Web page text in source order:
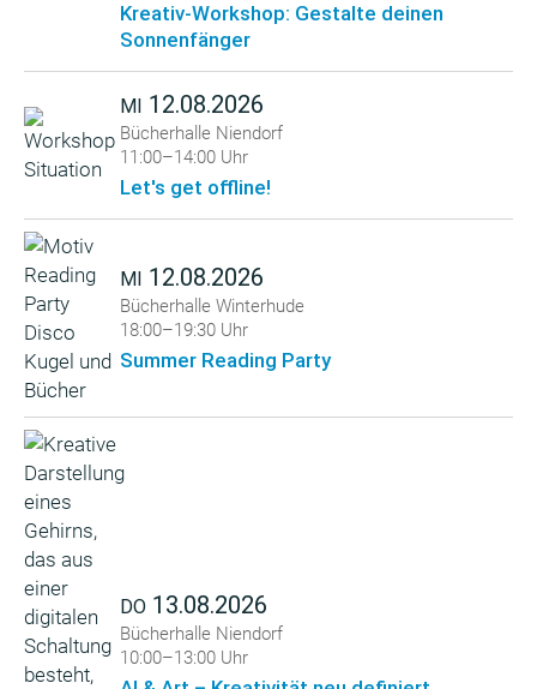
Kreativ-Workshop: Gestalte deinen
Sonnenfänger
MI 12.08.2026
Bücherhalle Niendorf
11:00–14:00 Uhr
Let's get offline!
MI 12.08.2026
Bücherhalle Winterhude
18:00–19:30 Uhr
Summer Reading Party
DO 13.08.2026
Bücherhalle Niendorf
10:00–13:00 Uhr